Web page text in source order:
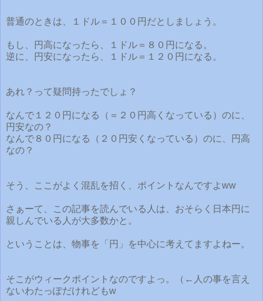
普通のときは、１ドル＝１００円だとしましょう。
もし、円高になったら、１ドル＝８０円になる。
逆に、円安になったら、１ドル＝１２０円になる。
あれ？って疑問持ったでしょ？
なんで１２０円になる（＝２０円高くなっている）のに、
円安なの？
なんで８０円になる（２０円安くなっている）のに、円高
なの？
そう、ここがよく混乱を招く、ポイントなんですよww
さぁーて、この記事を読んでいる人は、おそらく日本円に
親しんでいる人が大多数かと。
ということは、物事を「円」を中心に考えてますよねー。
そこがウィークポイントなのですよっ。（←人の事を言え
ないわたっぽだけれどもw